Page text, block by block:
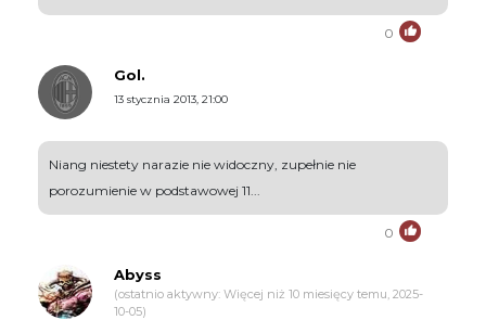
0
Gol.
13 stycznia 2013, 21:00
Niang niestety narazie nie widoczny, zupełnie nie
porozumienie w podstawowej 11...
0
Abyss
(ostatnio aktywny: Więcej niż 10 miesięcy temu, 2025-
10-05)